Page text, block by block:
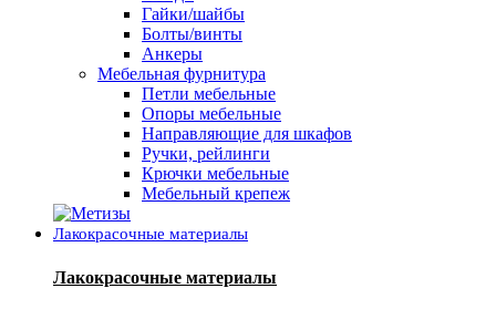
Гайки/шайбы
Болты/винты
Анкеры
Мебельная фурнитура
Петли мебельные
Опоры мебельные
Направляющие для шкафов
Ручки, рейлинги
Крючки мебельные
Мебельный крепеж
Лакокрасочные материалы
Лакокрасочные материалы